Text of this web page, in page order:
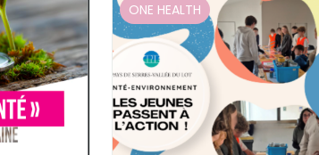
ONE HEALTH